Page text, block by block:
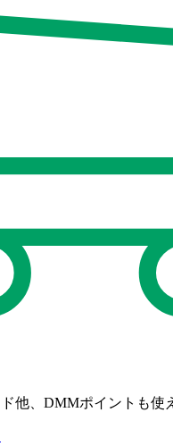
他、DMMポイントも使